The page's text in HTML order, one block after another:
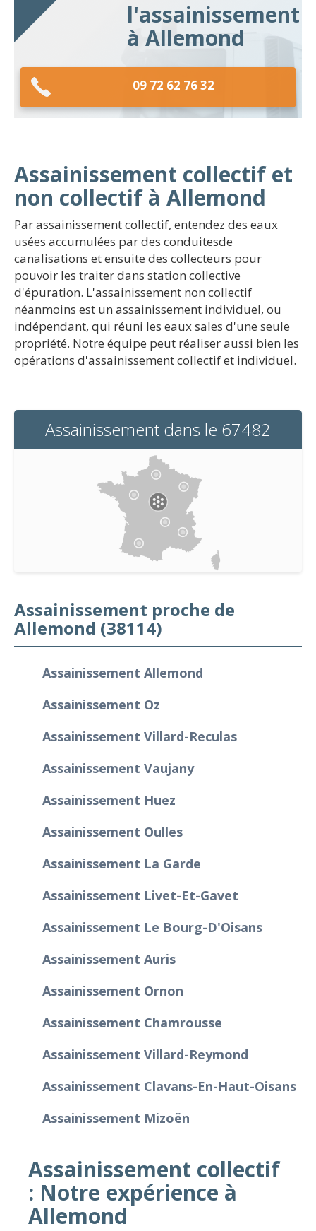
l'assainissement
à Allemond
09 72 62 76 32
Assainissement collectif et
non collectif à Allemond
Par assainissement collectif, entendez des eaux
usées accumulées par des conduitesde
canalisations et ensuite des collecteurs pour
pouvoir les traiter dans station collective
d'épuration. L'assainissement non collectif
néanmoins est un assainissement individuel, ou
indépendant, qui réuni les eaux sales d'une seule
propriété. Notre équipe peut réaliser aussi bien les
opérations d'assainissement collectif et individuel.
Assainissement dans le 67482
Assainissement proche de
Allemond (38114)
Assainissement Allemond
Assainissement Oz
Assainissement Villard-Reculas
Assainissement Vaujany
Assainissement Huez
Assainissement Oulles
Assainissement La Garde
Assainissement Livet-Et-Gavet
Assainissement Le Bourg-D'Oisans
Assainissement Auris
Assainissement Ornon
Assainissement Chamrousse
Assainissement Villard-Reymond
Assainissement Clavans-En-Haut-Oisans
Assainissement Mizoën
Assainissement collectif
: Notre expérience à
Allemond